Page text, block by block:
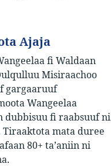
Ajaja
fi Waldaan
Misiraachoo
gargaaruuf
Wangeelaa
dubbisuu fi raabsuuf ni
Tiraaktota mata duree
80+ taʼaniin ni